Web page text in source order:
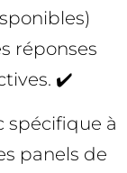
réponses
✔️
spécifique à
panels de